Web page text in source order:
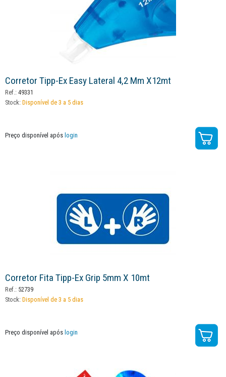
Corretor Tipp-Ex Easy Lateral 4,2 Mm X12mt
Ref.: 49331
Stock: Disponível de 3 a 5 dias
Preço disponível após login
Corretor Fita Tipp-Ex Grip 5mm X 10mt
Ref.: 52739
Stock: Disponível de 3 a 5 dias
Preço disponível após login